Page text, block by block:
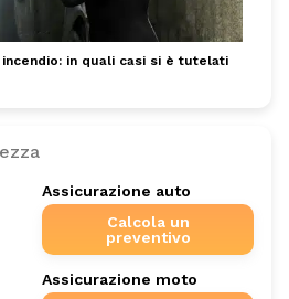
in quali casi si è tutelati
Assicurazione auto
Calcola un
preventivo
Assicurazione moto